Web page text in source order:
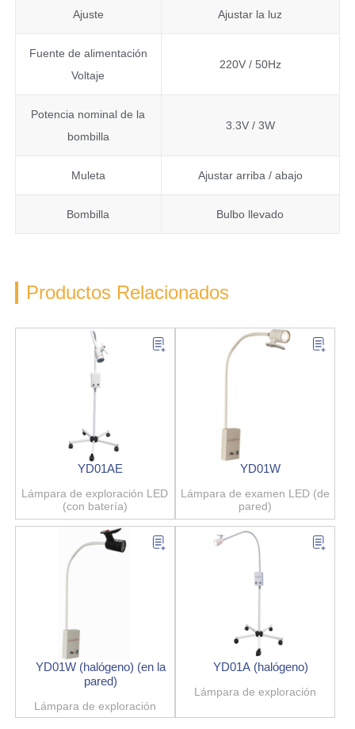
Ajuste Ajustar la luz
Fuente de alimentación
Voltaje
220V / 50Hz
Potencia nominal de la
bombilla
3.3V / 3W
Muleta Ajustar arriba / abajo
Bombilla Bulbo llevado
Productos Relacionados
YD01AE
Lámpara de exploración LED
(con batería)
YD01W
Lámpara de examen LED (de
pared)
YD01W (halógeno) (en la
pared)
Lámpara de exploración
YD01A (halógeno)
Lámpara de exploración